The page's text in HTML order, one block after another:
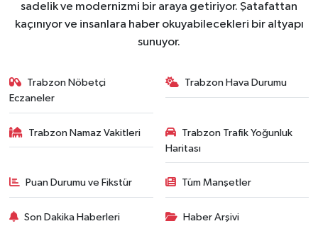
sadelik ve modernizmi bir araya getiriyor. Şatafattan
kaçınıyor ve insanlara haber okuyabilecekleri bir altyapı
sunuyor.
Trabzon Nöbetçi
Eczaneler
Trabzon Hava Durumu
Trabzon Namaz Vakitleri
Trabzon Trafik Yoğunluk
Haritası
Puan Durumu ve Fikstür Tüm Manşetler
Son Dakika Haberleri Haber Arşivi